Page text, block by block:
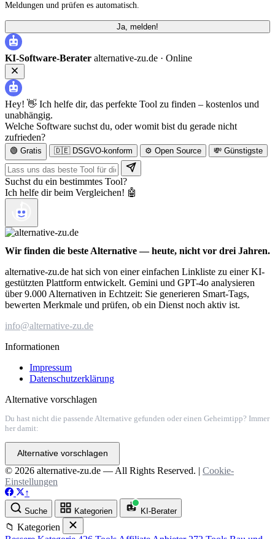
Meldungen und prüfen es automatisch.
Ja, melden!
KI-Software-Berater alternative-zu.de · Online
Hey! 👋 Ich helfe dir, das perfekte Tool zu finden – kostenlos und
unabhängig.
Welche Software suchst du, oder womit bist du gerade nicht
zufrieden?
🟢 Gratis 🇩🇪 DSGVO-konform ⚙️ Open Source 💸 Günstigste
Suchst du ein bestimmtes Tool?
Ich helfe dir beim Vergleichen! 🤖
Wir finden die beste Alternative — heute, nicht vor drei Jahren.
alternative-zu.de hat sich von einer einfachen Linkliste zu einer KI-
gestützten Plattform entwickelt. Gemini und GPT-4o analysieren
über 9.000 Alternativen in Echtzeit: Sie generieren Smart-Tags,
bewerten Merkmale und prüfen, ob ein Dienst noch aktiv ist.
info@alternative-zu.de
Informationen
Impressum
Datenschutzerklärung
Alternative vorschlagen
Du hast nicht die passende Alternative gefunden oder einen Geheimtipp? Immer
her damit:
Alternative vorschlagen
© 2026 alternative-zu.de — All Rights Reserved. | Cookie-
Einstellungen
↑
Suche Kategorien KI-Berater
📁 Kategorien